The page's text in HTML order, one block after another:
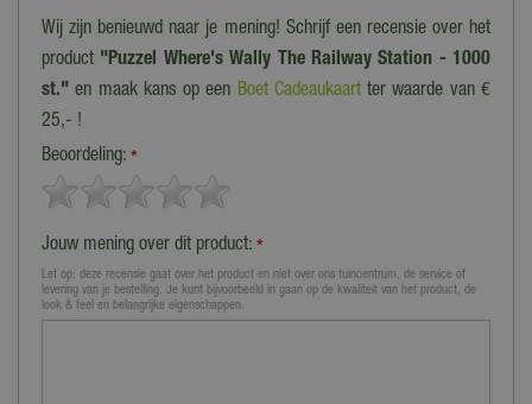
Wij zijn benieuwd naar je mening! Schrijf een recensie over het
product "Puzzel Where's Wally The Railway Station - 1000
st." en maak kans op een Boet Cadeaukaartter waarde van €
25,- !
Beoordeling: *
Jouw mening over dit product: *
Let op: deze recensie gaat over het product en niet over ons tuincentrum, de service of
levering van je bestelling. Je kunt bijvoorbeeld in gaan op de kwaliteit van het product, de
look & feel en belangrijke eigenschappen.